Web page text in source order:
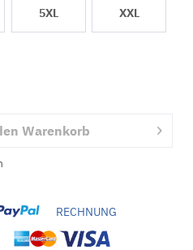
5XL XXL
Warenkorb
RECHNUNG